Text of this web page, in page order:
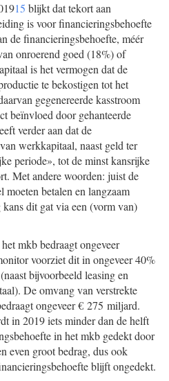
15 blijkt dat tekort aan
is voor financieringsbehoefte
de financieringsbehoefte, méér
onroerend goed (18%) of
is het vermogen dat de
te bekostigen tot het
gegenereerde kasstroom
beïnvloed door gehanteerde
verder aan dat de
werkkapitaal, naast geld ter
periode», tot de minst kansrijke
Met andere woorden: juist de
moeten betalen en langzaam
dit gat via een (vorm van)
mkb bedraagt ongeveer
voorziet dit in ongeveer 40%
bijvoorbeeld leasing en
De omvang van verstrekte
ongeveer € 275 miljard.
in 2019 iets minder dan de helft
in het mkb gedekt door
even groot bedrag, dus ook
blijft ongedekt.